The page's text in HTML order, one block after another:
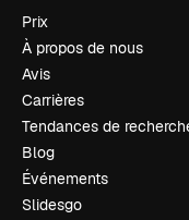
Prix
À propos de nous
Avis
Carrières
Tendances de
Blog
Événements
Slidesgo